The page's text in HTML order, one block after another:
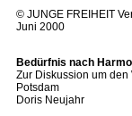
© JUNGE FREIHEIT
Juni 2000
Bedürfnis nach
Zur Diskussion um
Potsdam
Doris Neujahr